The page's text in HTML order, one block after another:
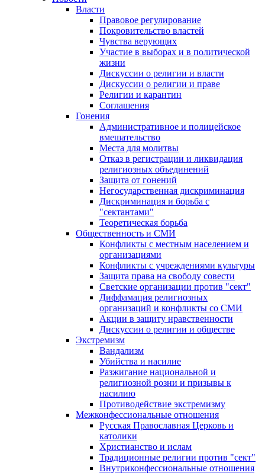
Власти
Правовое регулирование
Покровительство властей
Чувства верующих
Участие в выборах и в политической
жизни
Дискуссии о религии и власти
Дискуссии о религии и праве
Религии и карантин
Соглашения
Гонения
Административное и полицейское
вмешательство
Места для молитвы
Отказ в регистрации и ликвидация
религиозных объединений
Защита от гонений
Негосударственная дискриминация
Дискриминация и борьба с
"сектантами"
Теоретическая борьба
Общественность и СМИ
Конфликты с местным населением и
организациями
Конфликты с учреждениями культуры
Защита права на свободу совести
Светские организации против "сект"
Диффамация религиозных
организаций и конфликты со СМИ
Акции в защиту нравственности
Дискуссии о религии и обществе
Экстремизм
Вандализм
Убийства и насилие
Разжигание национальной и
религиозной розни и призывы к
насилию
Противодействие экстремизму
Межконфессиональные отношения
Русская Православная Церковь и
католики
Христианство и ислам
Традиционные религии против "сект"
Внутриконфессиональные отношения